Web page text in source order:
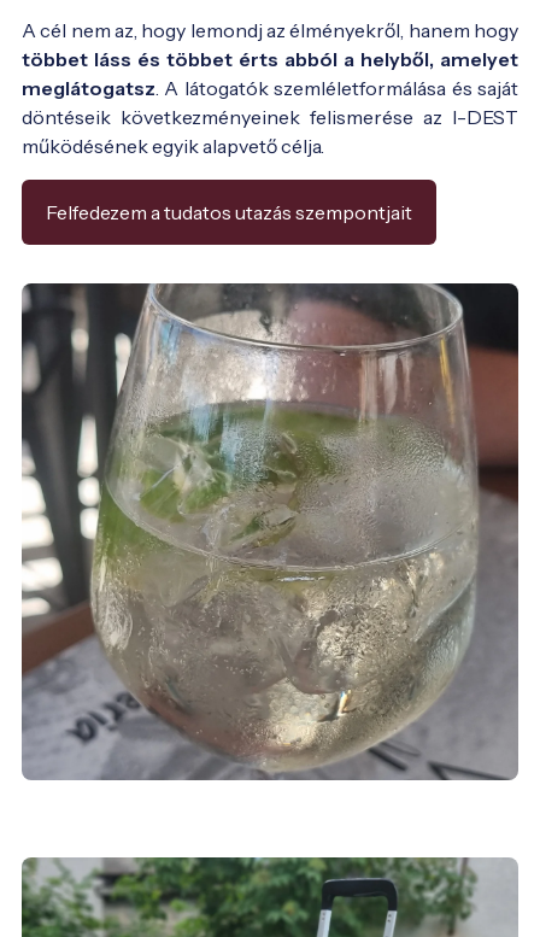
A cél nem az, hogy lemondj az élményekről, hanem hogy
többet láss és többet érts abból a helyből, amelyet
meglátogatsz . A látogatók szemléletformálása és saját
döntéseik következményeinek felismerése az I-DEST
működésének egyik alapvető célja.
Felfedezem a tudatos utazás szempontjait